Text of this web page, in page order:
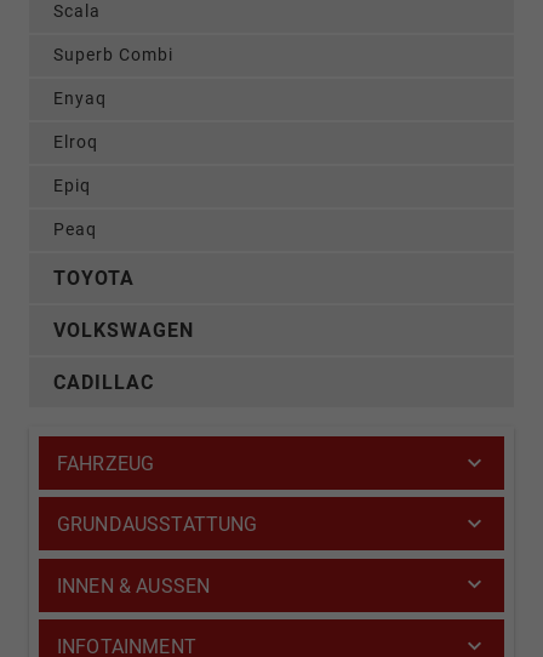
Scala
Superb Combi
Enyaq
Elroq
Epiq
Peaq
TOYOTA
VOLKSWAGEN
CADILLAC
FAHRZEUG
GRUNDAUSSTATTUNG
INNEN & AUSSEN
INFOTAINMENT